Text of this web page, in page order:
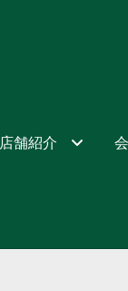
店舗紹介